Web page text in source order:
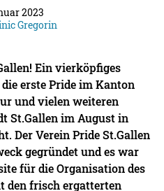
2023
Gregorin
Ein vierköpfiges
erste Pride im Kanton
und vielen weiteren
St.Gallen im August in
Der Verein Pride St.Gallen
gegründet und es war
für die Organisation des
den frisch ergatterten